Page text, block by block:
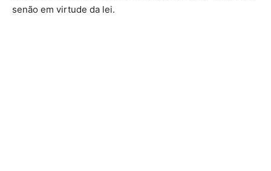
senão em virtude da lei.